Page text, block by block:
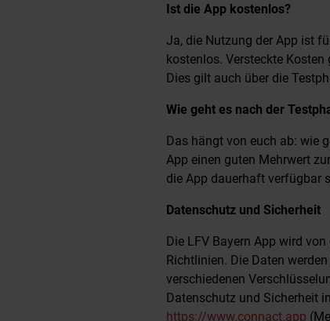
Ist die App kostenlos?
Ja, die Nutzung der App ist
kostenlos. Versteckte Kosten
Dies gilt auch über die
Wie geht es nach der
Das hängt von euch ab: wie
App einen guten Mehrwert
die App dauerhaft verfügbar
Datenschutz und Sicherheit
Die LFV Bayern App wird
Richtlinien. Die Daten
verschiedenen
Datenschutz und Sicherheit
https://www.connact.app